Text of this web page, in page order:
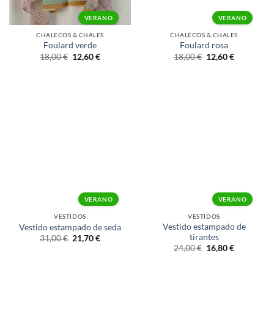
VERANO
CHALECOS & CHALES
Foulard verde
18,00€ 12,60€
VERANO
CHALECOS & CHALES
Foulard rosa
18,00€ 12,60€
VERANO
VESTIDOS
Vestido estampado de seda
31,00€ 21,70€
VERANO
VESTIDOS
Vestido estampado de
tirantes
24,00€ 16,80€